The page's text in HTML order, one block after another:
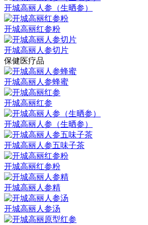
开城高丽人参（生晒参）
开城高丽红参粉
开城高丽人参切片
保健医疗品
开城高丽人参蜂蜜
开城高丽红参
开城高丽人参（生晒参）
开城高丽人参五味子茶
开城高丽红参粉
开城高丽人参精
开城高丽人参汤